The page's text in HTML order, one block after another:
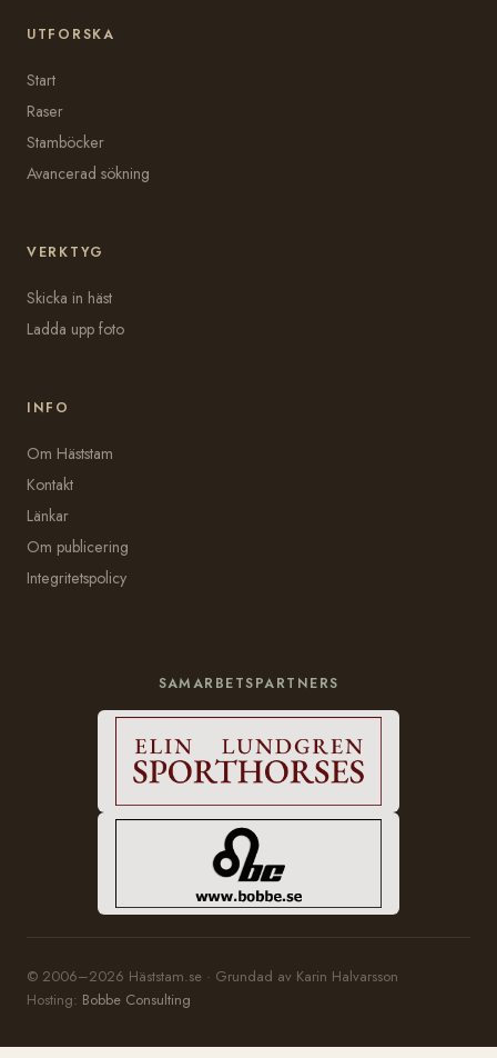
UTFORSKA
Start
Raser
Stamböcker
Avancerad sökning
VERKTYG
Skicka in häst
Ladda upp foto
INFO
Om Häststam
Kontakt
Länkar
Om publicering
Integritetspolicy
SAMARBETSPARTNERS
© 2006–2026 Häststam.se · Grundad av Karin Halvarsson
Hosting: Bobbe Consulting